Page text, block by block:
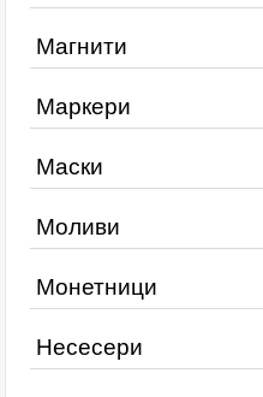
Магнити
Маркери
Маски
Моливи
Монетници
Несесери